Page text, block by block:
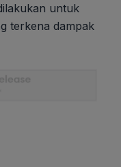
untuk
terkena dampak